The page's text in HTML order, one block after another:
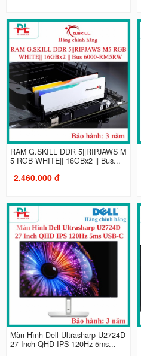
RAM G.SKILL DDR 5||RIPJAWS M
5 RGB WHITE|| 16GBx2 || Bus...
2.460.000 đ
Màn Hình Dell Ultrasharp U2724D
27 Inch QHD IPS 120Hz 5ms...